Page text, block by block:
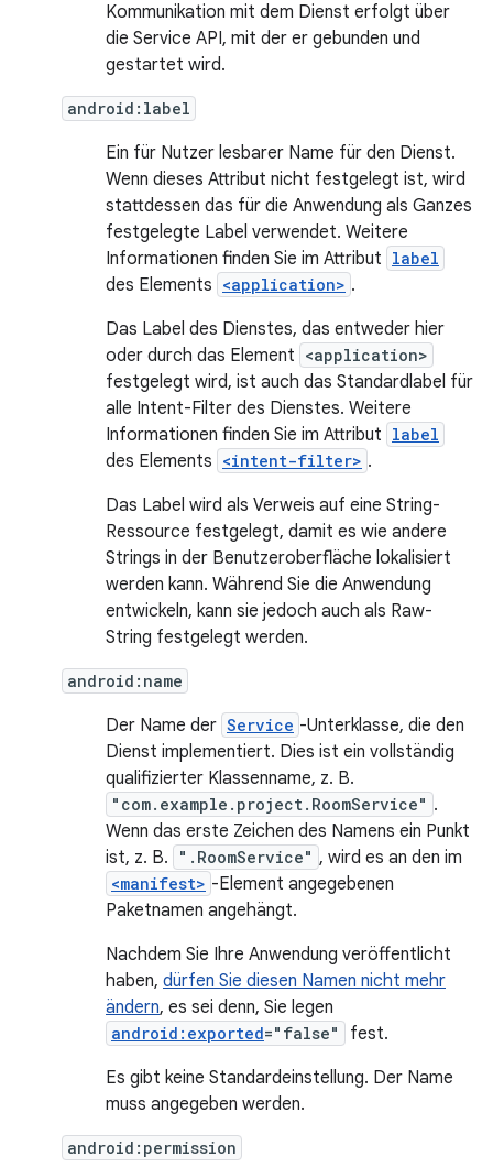
Kommunikation mit dem Dienst erfolgt über
die Service API, mit der er gebunden und
gestartet wird.
android:label
Ein für Nutzer lesbarer Name für den Dienst.
Wenn dieses Attribut nicht festgelegt ist, wird
stattdessen das für die Anwendung als Ganzes
festgelegte Label verwendet. Weitere
Informationen finden Sie im Attribut label
des Elements <application> .
Das Label des Dienstes, das entweder hier
oder durch das Element <application>
festgelegt wird, ist auch das Standardlabel für
alle Intent-Filter des Dienstes. Weitere
Informationen finden Sie im Attribut label
des Elements <intent-filter> .
Das Label wird als Verweis auf eine String-
Ressource festgelegt, damit es wie andere
Strings in der Benutzeroberfläche lokalisiert
werden kann. Während Sie die Anwendung
entwickeln, kann sie jedoch auch als Raw-
String festgelegt werden.
android:name
Der Name der Service -Unterklasse, die den
Dienst implementiert. Dies ist ein vollständig
qualifizierter Klassenname, z. B.
"com.example.project.RoomService" .
Wenn das erste Zeichen des Namens ein Punkt
ist, z. B.
".RoomService" , wird es an den im
<manifest> -Element angegebenen
Paketnamen angehängt.
Nachdem Sie Ihre Anwendung veröffentlicht
haben, dürfen Sie diesen Namen nicht mehr
ändern, es sei denn, Sie legen
android:exported="false"
fest.
Es gibt keine Standardeinstellung. Der Name
muss angegeben werden.
android:permission